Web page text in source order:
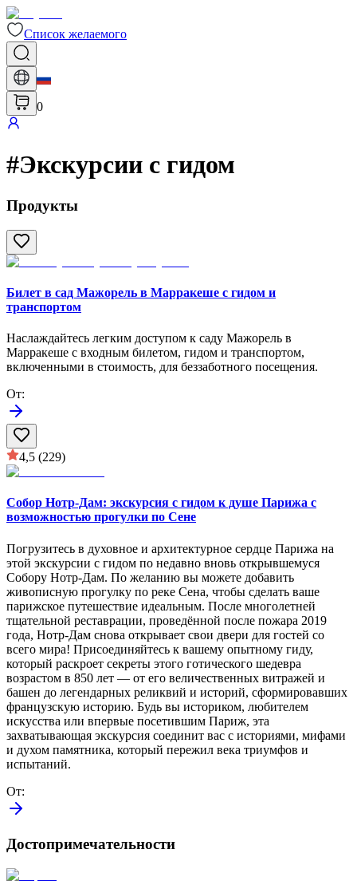
Список желаемого
0
#Экскурсии с гидом
Продукты
Билет в сад Мажорель в Марракеше с гидом и
транспортом
Наслаждайтесь легким доступом к саду Мажорель в
Марракеше с входным билетом, гидом и транспортом,
включенными в стоимость, для беззаботного посещения.
От:
4,5 (229)
Собор Нотр-Дам: экскурсия с гидом к душе Парижа с
возможностью прогулки по Сене
Погрузитесь в духовное и архитектурное сердце Парижа на
этой экскурсии с гидом по недавно вновь открывшемуся
Собору Нотр-Дам. По желанию вы можете добавить
живописную прогулку по реке Сена, чтобы сделать ваше
парижское путешествие идеальным. После многолетней
тщательной реставрации, проведённой после пожара 2019
года, Нотр-Дам снова открывает свои двери для гостей со
всего мира! Присоединяйтесь к вашему опытному гиду,
который раскроет секреты этого готического шедевра
возрастом в 850 лет — от его величественных витражей и
башен до легендарных реликвий и историй, сформировавших
французскую историю. Будь вы историком, любителем
искусства или впервые посетившим Париж, эта
захватывающая экскурсия соединит вас с историями, мифами
и духом памятника, который пережил века триумфов и
испытаний.
От:
Достопримечательности